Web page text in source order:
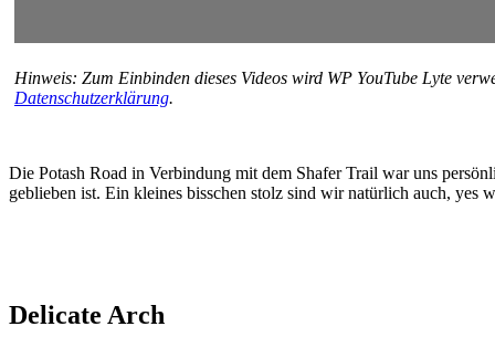
Hinweis: Zum Einbinden dieses Videos wird WP YouTube Lyte
Datenschutzerklärung.
Die Potash Road in Verbindung mit dem Shafer Trail war uns
geblieben ist. Ein kleines bisschen stolz sind wir natürlich auch, yes
Delicate Arch